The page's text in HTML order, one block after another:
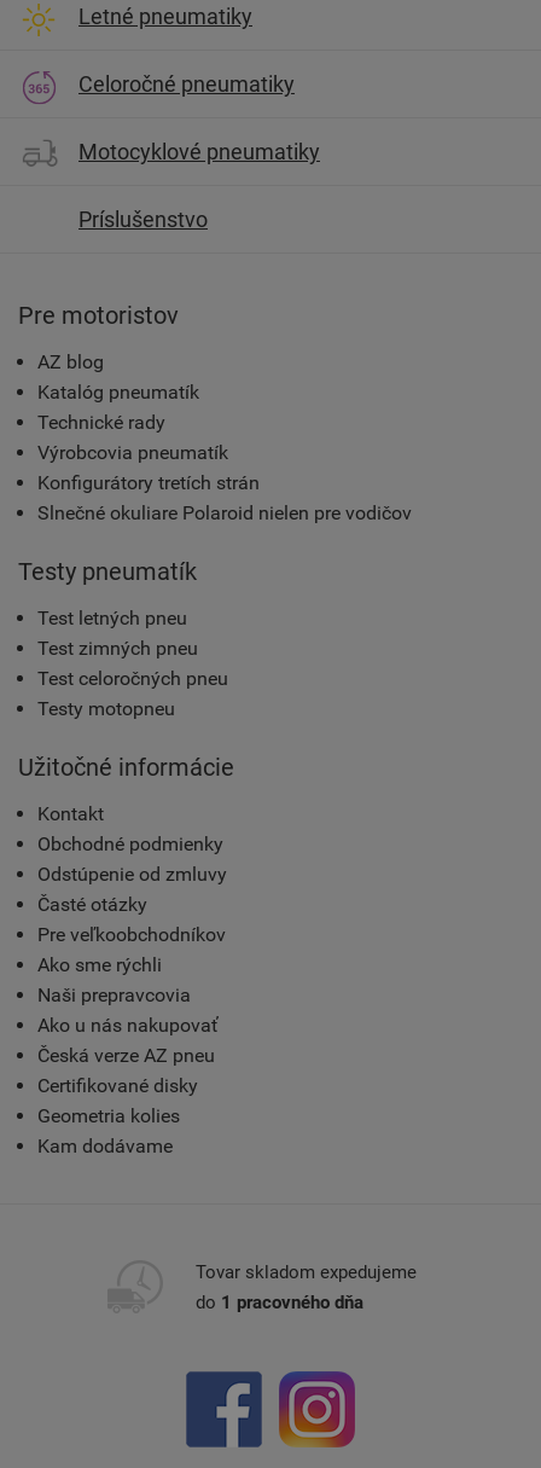
Letné pneumatiky
Celoročné pneumatiky
Motocyklové pneumatiky
Príslušenstvo
Pre motoristov
AZ blog
Katalóg pneumatík
Technické rady
Výrobcovia pneumatík
Konfigurátory tretích strán
Slnečné okuliare Polaroid nielen pre vodičov
Testy pneumatík
Test letných pneu
Test zimných pneu
Test celoročných pneu
Testy motopneu
Užitočné informácie
Kontakt
Obchodné podmienky
Odstúpenie od zmluvy
Časté otázky
Pre veľkoobchodníkov
Ako sme rýchli
Naši prepravcovia
Ako u nás nakupovať
Česká verze AZ pneu
Certifikované disky
Geometria kolies
Kam dodávame
Tovar skladom expedujeme
do 1 pracovného dňa